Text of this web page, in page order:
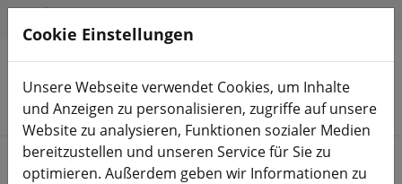
Produkte suchen
Start Propeller 3 Zoll Propeller
Cookie Einstellungen
Unsere Webseite verwendet Cookies, um Inhalte
und Anzeigen zu personalisieren, zugriffe auf unsere
Website zu analysieren, Funktionen sozialer Medien
bereitzustellen und unseren Service für Sie zu
optimieren. Außerdem geben wir Informationen zu